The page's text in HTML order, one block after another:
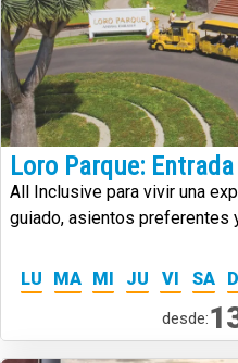
Loro Parque:
All Inclusive para vivir una
guiado, asientos preferentes
LU
MA MI JU VI SA
desde: